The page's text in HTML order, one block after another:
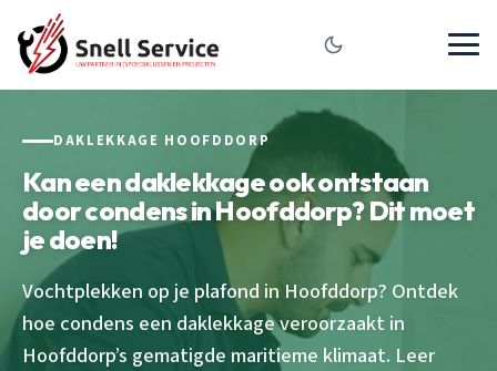
DAKLEKKAGE HOOFDDORP
Kan een daklekkage ook ontstaan
door condens in Hoofddorp? Dit moet
je doen!
Vochtplekken op je plafond in Hoofddorp? Ontdek
hoe condens een daklekkage veroorzaakt in
Hoofddorp’s gematigde maritieme klimaat. Leer